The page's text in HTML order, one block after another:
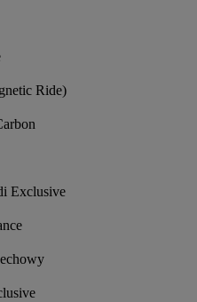
Ride)
Exclusive